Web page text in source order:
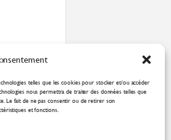
telles que les cookies pour stocker et/ou accéder
nous permettra de traiter des données telles que
Le fait de ne pas consentir ou de retirer son
et fonctions.